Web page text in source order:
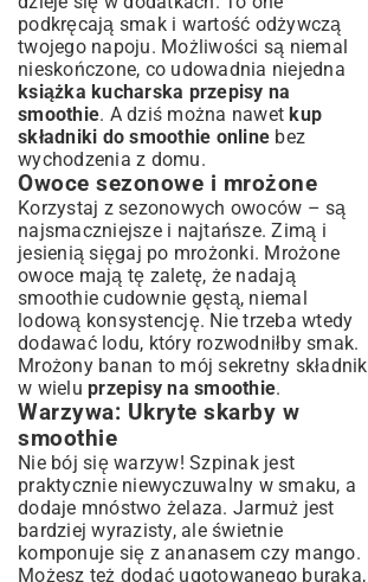
podkręcają smak i wartość odżywczą
twojego napoju. Możliwości są niemal
nieskończone, co udowadnia niejedna
książka kucharska przepisy na
smoothie. A dziś można nawetkup
składniki do smoothie online bez
wychodzenia z domu.
Owoce sezonowe i mrożone
Korzystaj z sezonowych owoców – są
najsmaczniejsze i najtańsze. Zimą i
jesienią sięgaj po mrożonki. Mrożone
owoce mają tę zaletę, że nadają
smoothie cudownie gęstą, niemal
lodową konsystencję. Nie trzeba wtedy
dodawać lodu, który rozwodniłby smak.
Mrożony banan to mój sekretny składnik
w wielu przepisy na smoothie.
Warzywa: Ukryte skarby w
smoothie
Nie bój się warzyw! Szpinak jest
praktycznie niewyczuwalny w smaku, a
dodaje mnóstwo żelaza. Jarmuż jest
bardziej wyrazisty, ale świetnie
komponuje się z ananasem czy mango.
Możesz też dodać ugotowanego buraka,